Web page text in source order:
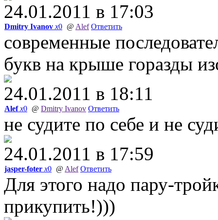
24.01.2011 в 17:03
Dmitry Ivanov x0 @ Alef Ответить
современные
букв на крыше горазды
24.01.2011 в 18:11
Alef x0 @ Dmitry Ivanov Ответить
не судите по себе и не
24.01.2011 в 17:59
jasper-foter x0 @ Alef Ответить
Для этого надо пару-
прикупить!)))